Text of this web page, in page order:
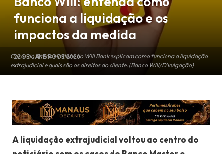
Casos do Banco Master e do Will Bank explicam como funciona a liquidação
extrajudicial e quais são os direitos do cliente. (Banco Will/Divulgação)
funciona a liquidação e os
impactos da medida
22 DE JANEIRO DE 2026
A liquidação extrajudicial voltou ao centro do